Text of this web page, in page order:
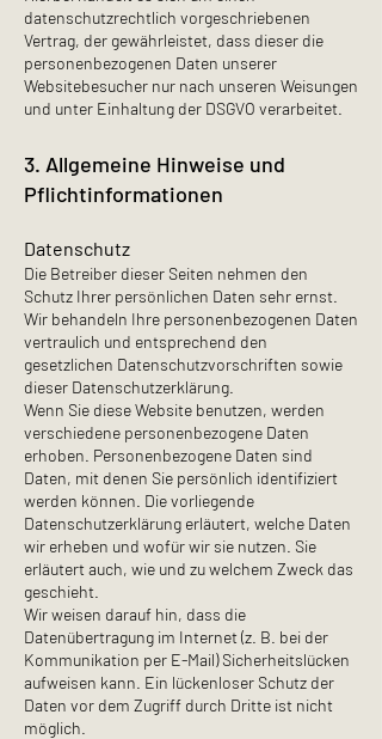
datenschutzrechtlich vorgeschriebenen
Vertrag, der gewährleistet, dass dieser die
personenbezogenen Daten unserer
Websitebesucher nur nach unseren Weisungen
und unter Einhaltung der DSGVO verarbeitet.
3. Allgemeine Hinweise und
Pflicht­informationen
Datenschutz
Die Betreiber dieser Seiten nehmen den
Schutz Ihrer persönlichen Daten sehr ernst.
Wir behandeln Ihre personenbezogenen Daten
vertraulich und entsprechend den
gesetzlichen Datenschutzvorschriften sowie
dieser Datenschutzerklärung.
Wenn Sie diese Website benutzen, werden
verschiedene personenbezogene Daten
erhoben. Personenbezogene Daten sind
Daten, mit denen Sie persönlich identifiziert
werden können. Die vorliegende
Datenschutzerklärung erläutert, welche Daten
wir erheben und wofür wir sie nutzen. Sie
erläutert auch, wie und zu welchem Zweck das
geschieht.
Wir weisen darauf hin, dass die
Datenübertragung im Internet (z. B. bei der
Kommunikation per E-Mail) Sicherheitslücken
aufweisen kann. Ein lückenloser Schutz der
Daten vor dem Zugriff durch Dritte ist nicht
möglich.